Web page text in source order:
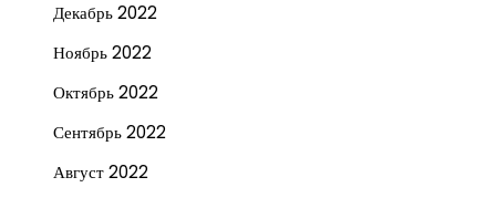
Декабрь 2022
Ноябрь 2022
Октябрь 2022
Сентябрь 2022
Август 2022